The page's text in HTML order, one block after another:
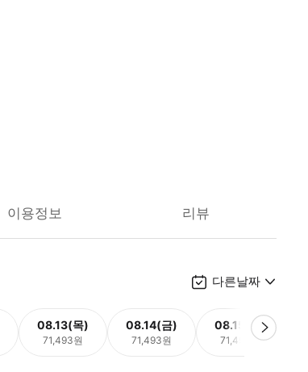
이용정보 리뷰
다른날짜
08.13(목)
71,493원
08.14(금)
71,493원
08.15(토)
71,493원